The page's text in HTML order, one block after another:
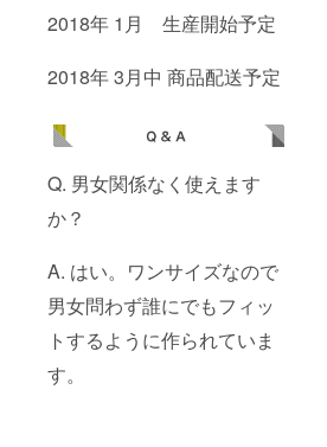
2018年 1月 生産開始予定
2018年 3月中 商品配送予定
Q. 男女関係なく使えます
か？
A. はい。ワンサイズなので
男女問わず誰にでもフィッ
トするように作られていま
す。